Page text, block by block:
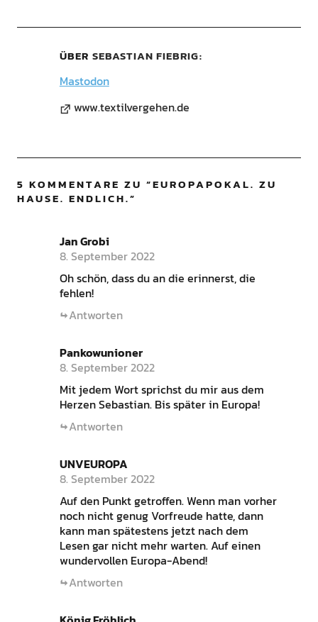
ÜBER SEBASTIAN FIEBRIG
Mastodon
www.textilvergehen.de
5 KOMMENTARE ZU “EUROPAPOKAL. ZU
HAUSE. ENDLICH.”
Jan Grobi
8. September 2022
Oh schön, dass du an die erinnerst, die
fehlen!
Antworten
Pankowunioner
8. September 2022
Mit jedem Wort sprichst du mir aus dem
Herzen Sebastian. Bis später in Europa!
Antworten
UNVEUROPA
8. September 2022
Auf den Punkt getroffen. Wenn man vorher
noch nicht genug Vorfreude hatte, dann
kann man spätestens jetzt nach dem
Lesen gar nicht mehr warten. Auf einen
wundervollen Europa-Abend!
Antworten